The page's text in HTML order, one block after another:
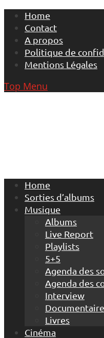
Skip
content
Home
Contact
A propos
Politique de
Mentions Légales
Top Menu
Home
Sorties d’albums
Musique
Albums
Live Report
Playlists
5+5
Agenda des
Agenda des
Interview
Livres
Cinéma